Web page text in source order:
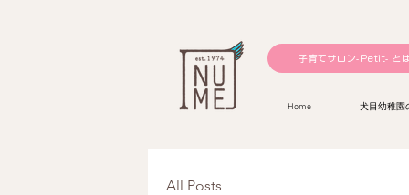
子育てサロン-Petit- と
Home 犬目幼稚園
All Posts